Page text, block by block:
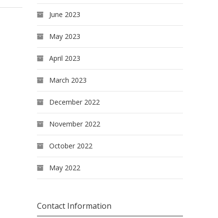
June 2023
May 2023
April 2023
March 2023
December 2022
November 2022
October 2022
May 2022
Contact Information